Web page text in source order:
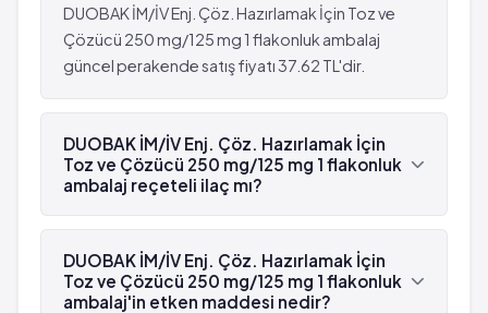
Karaciğer testlerinde ve kan testlerinde
değişiklikler
İstenmeyen etkilerin bir çoğu tedavi kesildiğinde
normale döner.
Uzun süreli antibiyotik kullanımına bağlı kanlı sulu
ishalle seyreden barsak iltihabı
Kan değerlerinde bozukluk
Tüm vucutta kaşınan kırmızı benekler
Aşırı duyarlılık reaksiyonu ve buna bağlı şok
Bağırsaklarda iltihaplanma
Karaciğer testlerinde ve kan testlerinde
değişiklikler
İstenmeyen etkilerin bir çoğu tedavi kesildiğinde
normale döner.
DUOBAK İM/İV Enj. Çöz. Hazırlamak İçin Toz ve
Çözücü 250 mg/125 mg 1 flakonluk ambalaj
güncel perakende satış fiyatı 37.62 TL'dir.
DUOBAK İM/İV Enj. Çöz. Hazırlamak İçin
Toz ve Çözücü 250 mg/125 mg 1 flakonluk
ambalaj reçeteli ilaç mı?
Evet, DUOBAK İM/İV Enj. Çöz. Hazırlamak İçin Toz
ve Çözücü 250 mg/125 mg 1 flakonluk ambalaj
beyaz reçetelidir.
DUOBAK İM/İV Enj. Çöz. Hazırlamak İçin
Toz ve Çözücü 250 mg/125 mg 1 flakonluk
ambalaj'in etken maddesi nedir?